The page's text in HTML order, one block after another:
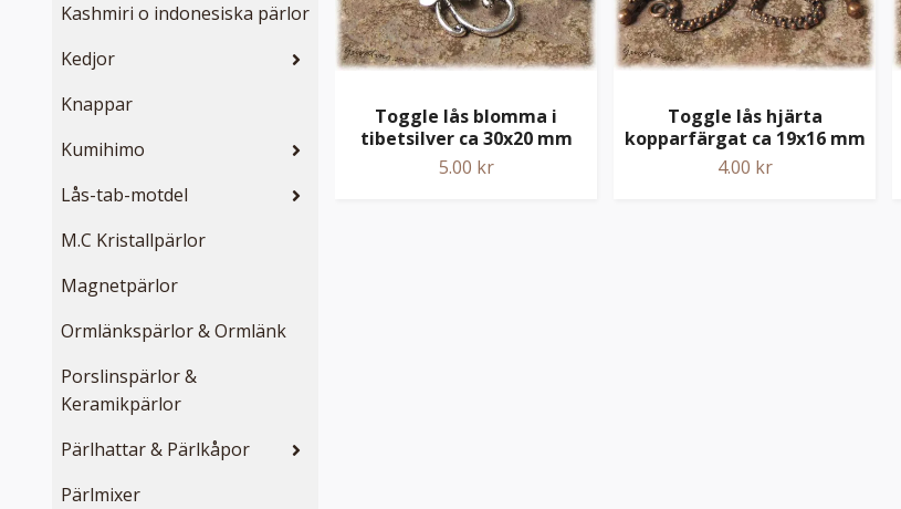
Kashmiri o indonesiska pärlor
Kedjor
Knappar
Kumihimo
Lås-tab-motdel
M.C Kristallpärlor
Magnetpärlor
Ormlänkspärlor & Ormlänk
Porslinspärlor &
Keramikpärlor
Pärlhattar & Pärlkåpor
Pärlmixer
Toggle lås blomma i
tibetsilver ca 30x20 mm
5.00 kr
Toggle lås hjärta
kopparfärgat ca 19x16 mm
4.00 kr